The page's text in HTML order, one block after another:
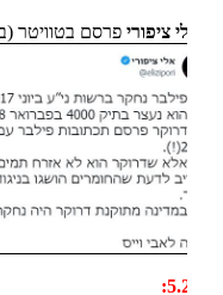
ציפוריפרסם בטוויטר